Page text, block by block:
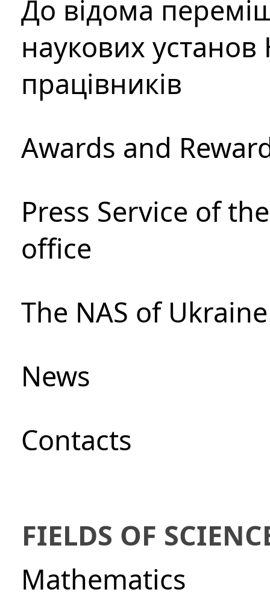
До відома
наукових установ
працівників
Awards and
Press Service of
office
The NAS of
News
Сontacts
FIELDS OF
Mathematics